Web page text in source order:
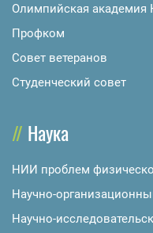
Олимпийская академия
Профком
Совет ветеранов
Студенческий совет
Наука
НИИ проблем
Научно-
Научно-